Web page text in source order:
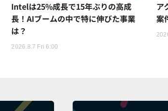
Intelは25%成長で15年ぶりの高成
長！AIブームの中で特に伸びた事業
は？
2026.8.7 Fri 6:00
ア
案